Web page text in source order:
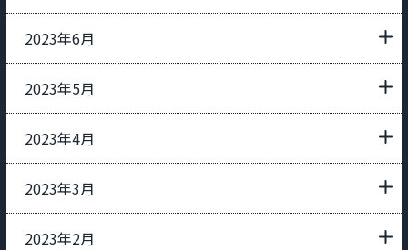
2023年6月
2023年5月
2023年4月
2023年3月
2023年2月